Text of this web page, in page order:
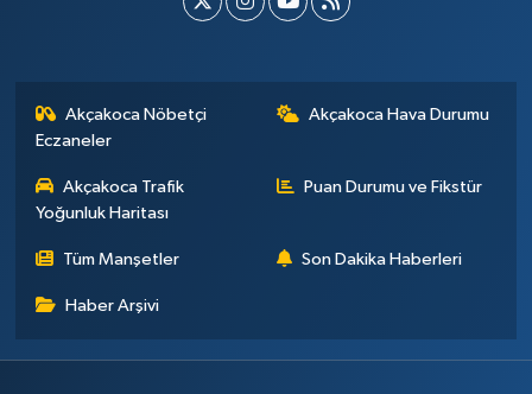
Akçakoca Nöbetçi
Eczaneler
Akçakoca Hava Durumu
Akçakoca Trafik
Yoğunluk Haritası
Puan Durumu ve Fikstür
Tüm Manşetler Son Dakika Haberleri
Haber Arşivi